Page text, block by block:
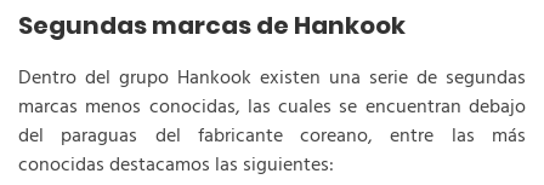
Segundas marcas de Hankook
Dentro del grupo Hankook existen una serie de segundas
marcas menos conocidas, las cuales se encuentran debajo
del paraguas del fabricante coreano, entre las más
conocidas destacamos las siguientes: